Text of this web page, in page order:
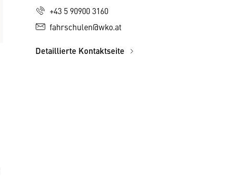
+43 5 90900 3160
fahrschulen@wko.at
Detaillierte Kontaktseite